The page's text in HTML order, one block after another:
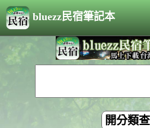
bluezz民宿筆記本
開分類